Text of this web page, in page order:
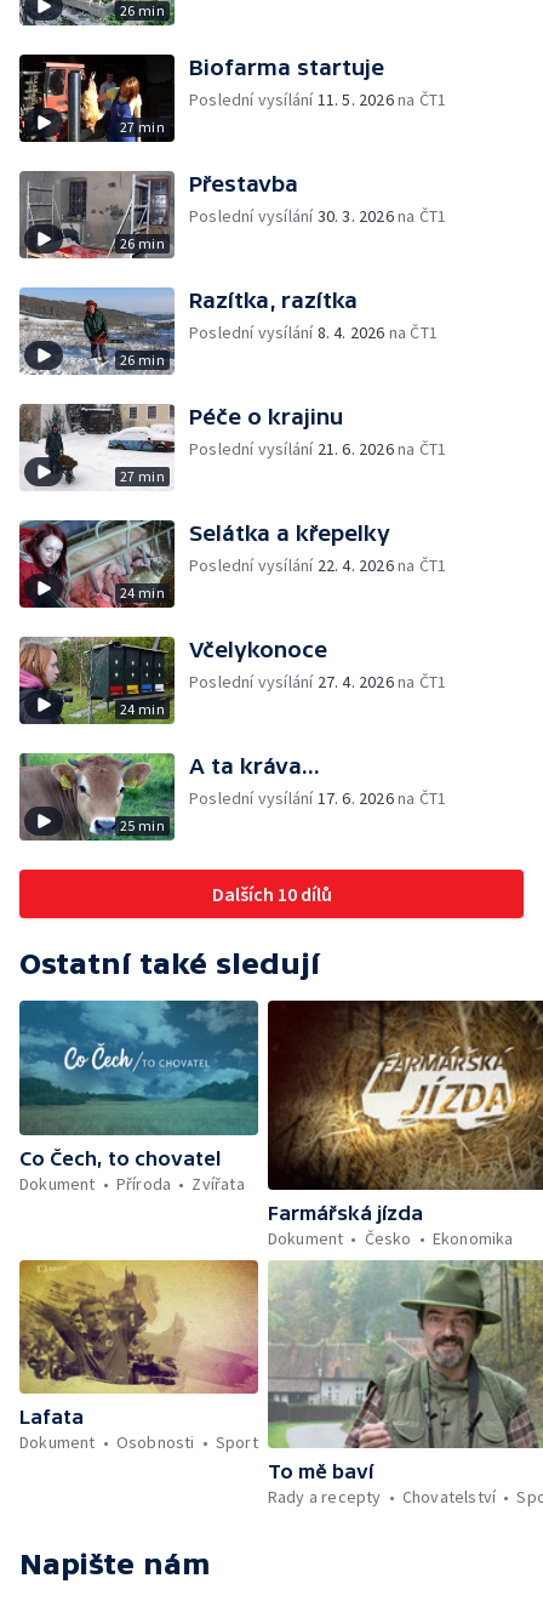
26 min
27 min
Biofarma startuje
Poslední vysílání11. 5. 2026na ČT1
26 min
Přestavba
Poslední vysílání30. 3. 2026na ČT1
26 min
Razítka, razítka
Poslední vysílání8. 4. 2026 na ČT1
27 min
Péče o krajinu
Poslední vysílání 21. 6. 2026na ČT1
24 min
Selátka a křepelky
Poslední vysílání 22. 4. 2026na ČT1
24 min
Včelykonoce
Poslední vysílání 27. 4. 2026na ČT1
25 min
A ta kráva...
Poslední vysílání17. 6. 2026na ČT1
Dalších 10 dílů
Ostatní také sledují
Co Čech, to chovatel
Dokument
Příroda
Zvířata
Farmářská jízda
Dokument
Česko Ekonomika
Lafata
Dokument
Osobnosti
Sport
To mě baví
Rady a recepty
Chovatelství
Napište nám